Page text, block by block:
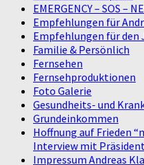
EMERGENCY – SOS –
Empfehlungen für
Empfehlungen für den
Familie & Persönlich
Fernsehen
Fernsehproduktionen
Foto Galerie
Gesundheits- und
Grundeinkommen
Hoffnung auf Frieden
Interview mit
Impressum Andreas